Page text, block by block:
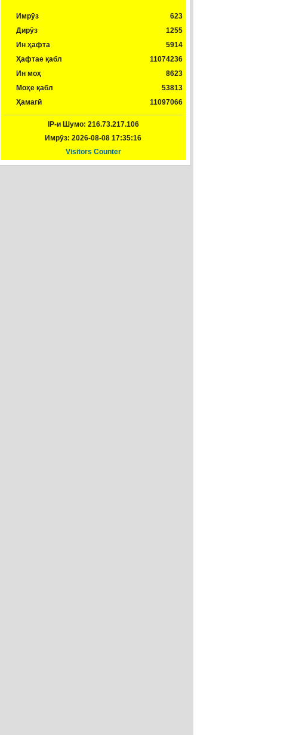
Имрӯз
Дирӯз
Ин ҳафта
Ҳафтае қабл
Ин моҳ
Моҳе қабл
Ҳамагӣ
623
1255
5914
11074236
8623
53813
11097066
IP-и Шумо: 216.73.217.106
Имрӯз: 2026-08-08 17:35:16
Visitors Counter